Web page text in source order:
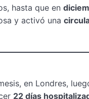
hasta que en
y activó una
en Londres,
22 días